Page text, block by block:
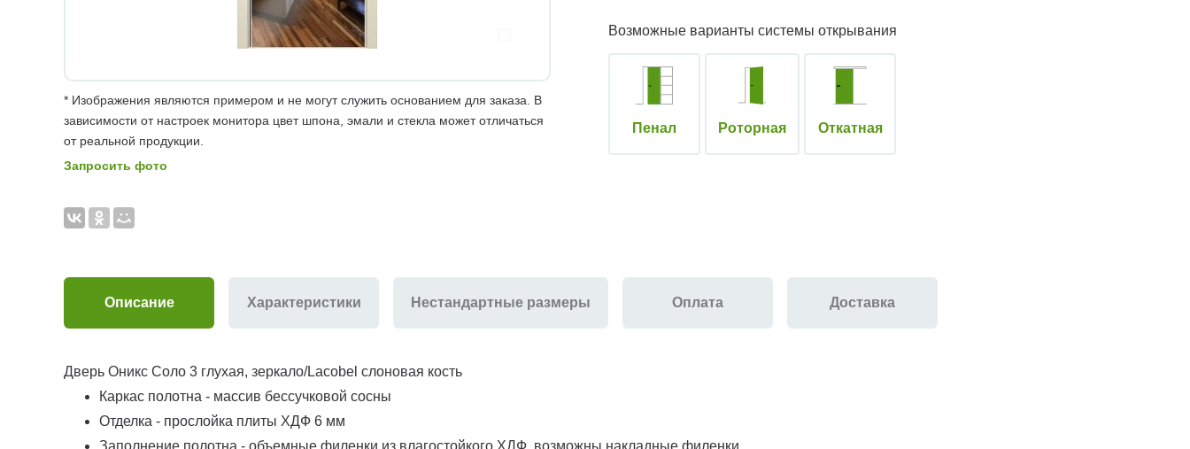
* Изображения являются примером и не могут служить основанием для заказа. В
зависимости от настроек монитора цвет шпона, эмали и стекла может отличаться
от реальной продукции.
Запросить фото
Возможные варианты системы открывания
Пенал Роторная Откатная
Описание Характеристики Нестандартные размеры Оплата Доставка
Дверь Оникс Соло 3 глухая, зеркало/Lacobel слоновая кость
Каркас полотна - массив бессучковой сосны
Отделка - прослойка плиты ХДФ 6 мм